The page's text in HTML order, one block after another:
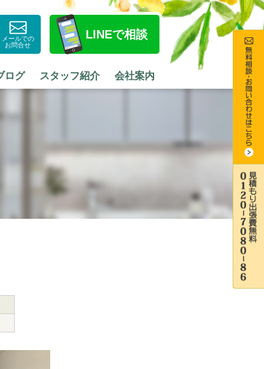
メールでの
お問合せ
LINEで相談
ログ スタッフ紹介 会社案内